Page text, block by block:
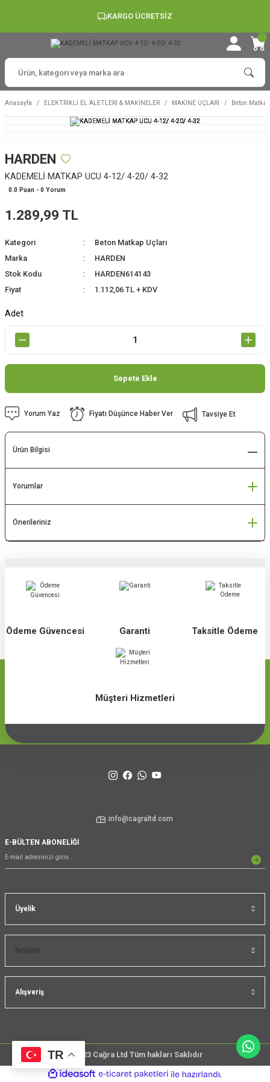
KARGO ÜCRETSİZ
Anasayfa ELEKTRİKLİ EL ALETLERİ & MAKİNELER MAKİNE UÇLARI Beton
HARDEN
KADEMELİ MATKAP UCU 4-12/ 4-20/ 4-32
0.0 Puan - 0 Yorum
1.289,99 TL
Kategori
Beton Matkap Uçları
Marka
HARDEN
Stok Kodu
HARDEN614143
Fiyat
1.112,06 TL + KDV
Adet
Sepete Ekle
Yorum Yaz Fiyatı Düşünce Haber Ver Tavsiye Et
Ürün Bilgisi
Yorumlar
Önerileriniz
Ödeme Güvencesi Garanti Taksitle Ödeme
Müşteri Hizmetleri
Üyelik
İletişim
Alışveriş
TR
info@cagraltd.com
E-BÜLTEN ABONELİĞİ
@2023 Cağra Ltd Tüm hakları Saklıdır
çember
ideasoft
e-